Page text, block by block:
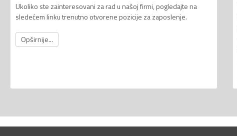
Ukoliko ste zainteresovani za rad u našoj firmi, pogledajte na
sledećem linku trenutno otvorene pozicije za zaposlenje.
Opširnije...